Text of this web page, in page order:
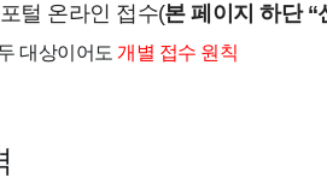
털 온라인 접수(본 페이지 하단 “
대상이어도개별 접수 원칙